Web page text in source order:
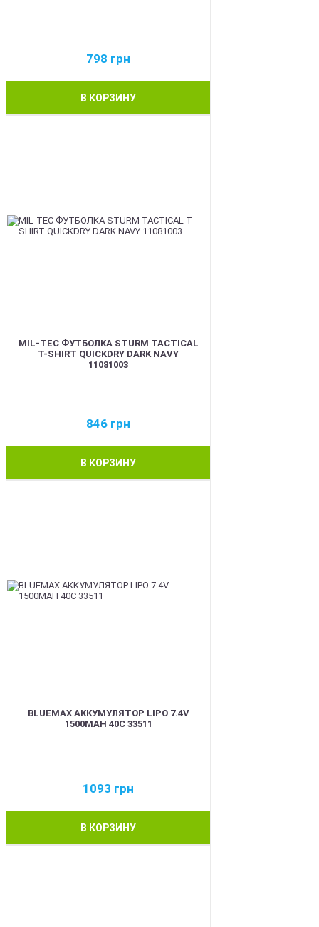
798 грн
В КОРЗИНУ
MIL-TEC ФУТБОЛКА STURM TACTICAL
T-SHIRT QUICKDRY DARK NAVY
11081003
846 грн
В КОРЗИНУ
BLUEMAX АККУМУЛЯТОР LIPO 7.4V
1500MAH 40C 33511
1093 грн
В КОРЗИНУ